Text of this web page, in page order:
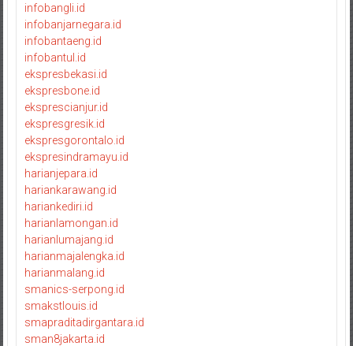
infobangli.id
infobanjarnegara.id
infobantaeng.id
infobantul.id
ekspresbekasi.id
ekspresbone.id
eksprescianjur.id
ekspresgresik.id
ekspresgorontalo.id
ekspresindramayu.id
harianjepara.id
hariankarawang.id
hariankediri.id
harianlamongan.id
harianlumajang.id
harianmajalengka.id
harianmalang.id
smanics-serpong.id
smakstlouis.id
smapraditadirgantara.id
sman8jakarta.id